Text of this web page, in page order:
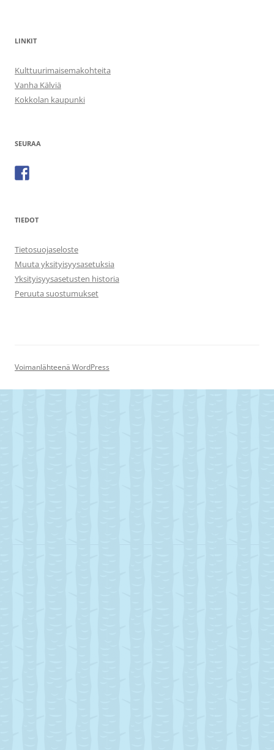
LINKIT
Kulttuurimaisemakohteita
Vanha Kälviä
Kokkolan kaupunki
SEURAA
TIEDOT
Tietosuojaseloste
Muuta yksityisyysasetuksia
Yksityisyysasetusten historia
Peruuta suostumukset
Voimanlähteenä WordPress